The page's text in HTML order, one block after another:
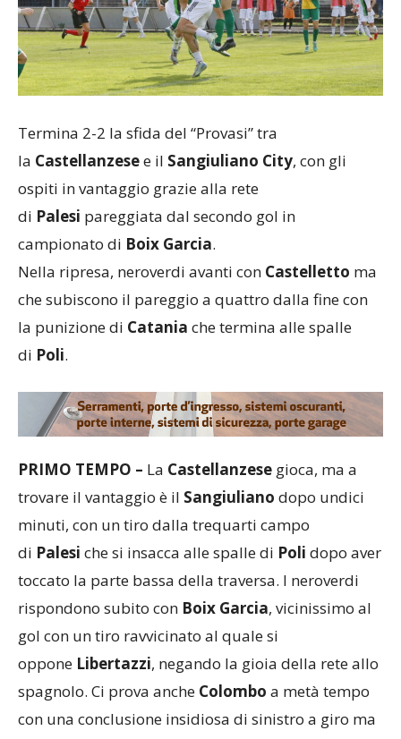
Termina 2-2 la sfida del “Provasi” tra
la Castellanzesee il Sangiuliano City, con gli
ospiti in vantaggio grazie alla rete
di Palesi pareggiata dal secondo gol in
campionato di Boix Garcia.
Nella ripresa, neroverdi avanti con Castelletto ma
che subiscono il pareggio a quattro dalla fine con
la punizione di Catania che termina alle spalle
di Poli.
Castellanzese
minuti, con un tiro dalla trequarti campo
toccato la parte bassa della traversa. I neroverdi
gol con un tiro ravvicinato al quale si
, negando la gioia della rete allo